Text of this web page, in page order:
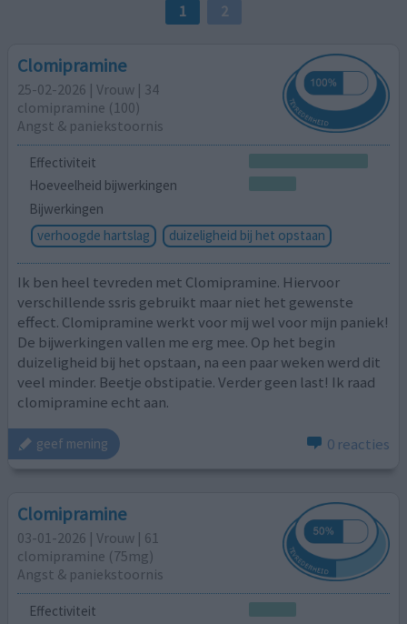
1 2
Clomipramine
25-02-2026 | Vrouw | 34
clomipramine (100)
Angst & paniekstoornis
Effectiviteit
Hoeveelheid bijwerkingen
Bijwerkingen
verhoogde hartslag
duizeligheid bij het opstaan
Ik ben heel tevreden met Clomipramine. Hiervoor
verschillende ssris gebruikt maar niet het gewenste
effect. Clomipramine werkt voor mij wel voor mijn paniek!
De bijwerkingen vallen me erg mee. Op het begin
duizeligheid bij het opstaan, na een paar weken werd dit
veel minder. Beetje obstipatie. Verder geen last! Ik raad
clomipramine echt aan.
geef mening 0 reacties
Clomipramine
03-01-2026 | Vrouw | 61
clomipramine (75mg)
Angst & paniekstoornis
Effectiviteit